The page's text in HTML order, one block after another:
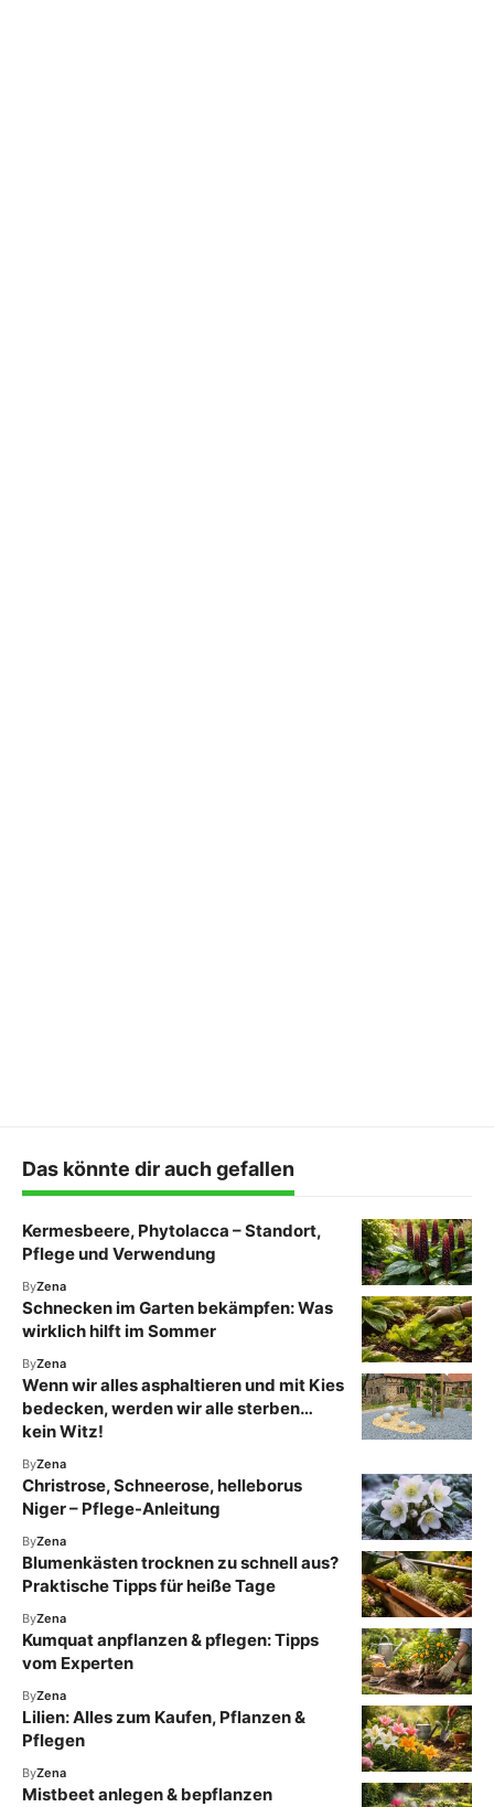
Das könnte dir auch gefallen
Kermesbeere, Phytolacca – Standort,
Pflege und Verwendung
ByZena
Schnecken im Garten bekämpfen: Was
wirklich hilft im Sommer
ByZena
Wenn wir alles asphaltieren und mit Kies
bedecken, werden wir alle sterben…
kein Witz!
ByZena
Christrose, Schneerose, helleborus
Niger – Pflege-Anleitung
ByZena
Blumenkästen trocknen zu schnell aus?
Praktische Tipps für heiße Tage
ByZena
Kumquat anpflanzen & pflegen: Tipps
vom Experten
ByZena
Lilien: Alles zum Kaufen, Pflanzen &
Pflegen
ByZena
Mistbeet anlegen & bepflanzen